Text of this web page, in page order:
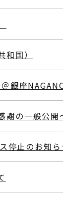
国）
銀座
謝の一般公
停止のお知ら